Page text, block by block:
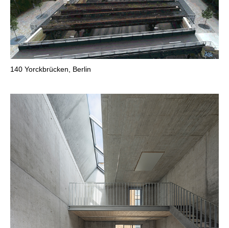
140 Yorckbrücken, Berlin